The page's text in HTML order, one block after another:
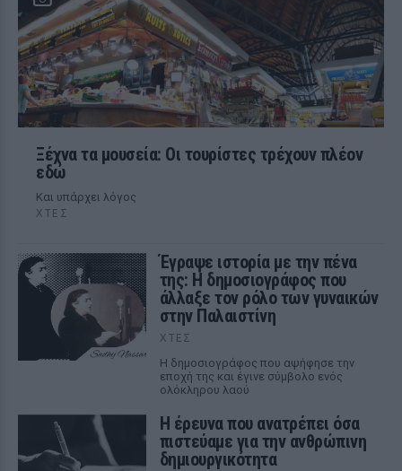
Ξέχνα τα μουσεία: Οι τουρίστες τρέχουν πλέον
εδώ
Και υπάρχει λόγος
ΧΤΕΣ
Έγραψε ιστορία με την πένα
της: Η δημοσιογράφος που
άλλαξε τον ρόλο των γυναικών
στην Παλαιστίνη
ΧΤΕΣ
Η δημοσιογράφος που αψήφησε την
εποχή της και έγινε σύμβολο ενός
ολόκληρου λαού
Η έρευνα που ανατρέπει όσα
πιστεύαμε για την ανθρώπινη
δημιουργικότητα